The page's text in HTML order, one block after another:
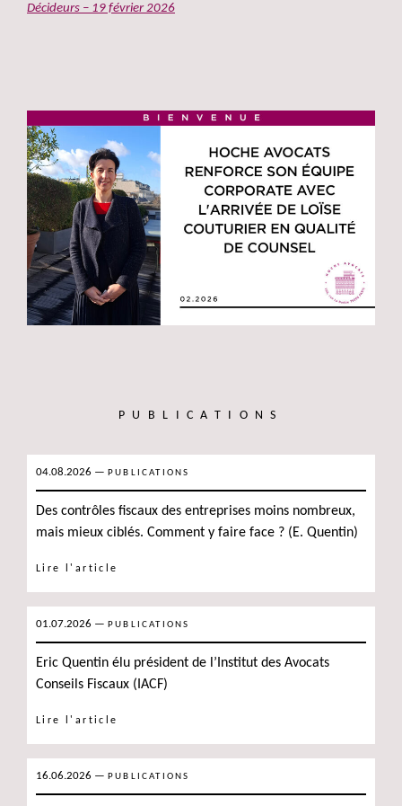
Décideurs – 19 février 2026
PUBLICATIONS
04.08.2026 — PUBLICATIONS
Des contrôles fiscaux des entreprises moins nombreux,
mais mieux ciblés. Comment y faire face ? (E. Quentin)
Lire l'article
01.07.2026 — PUBLICATIONS
Eric Quentin élu président de l’Institut des Avocats
Conseils Fiscaux (IACF)
Lire l'article
16.06.2026 — PUBLICATIONS